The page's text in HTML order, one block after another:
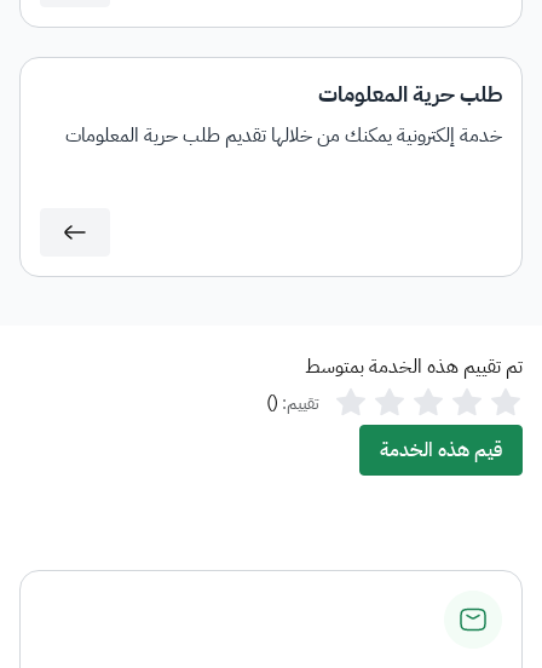
طلب حرية المعلومات
خدمة إلكترونية يمكنك من خلالها تقديم طلب حرية المعلومات
تم تقييم هذه الخدمة بمتوسط
تقييم: (
)
قيم هذه الخدمة